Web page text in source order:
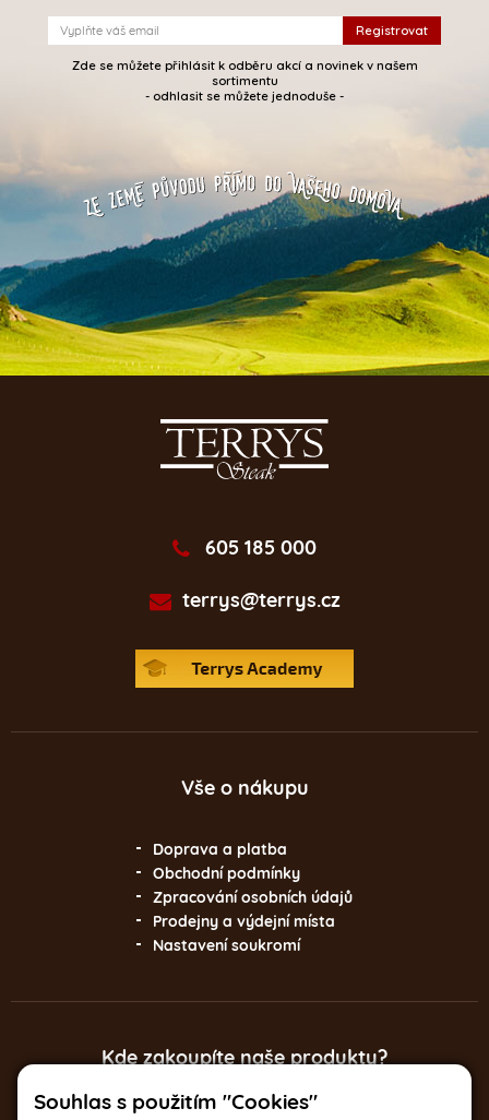
Souhlas s použitím "Cookies"
Zde se můžete přihlásit k odběru akcí a novinek v našem
sortimentu
- odhlasit se můžete jednoduše -
605 185 000
terrys@terrys.cz
Vše o nákupu
Doprava a platba
Obchodní podmínky
Zpracování osobních údajů
Prodejny a výdejní místa
Nastavení soukromí
Kde zakoupíte naše produkty?
Italská 17, Praha 2